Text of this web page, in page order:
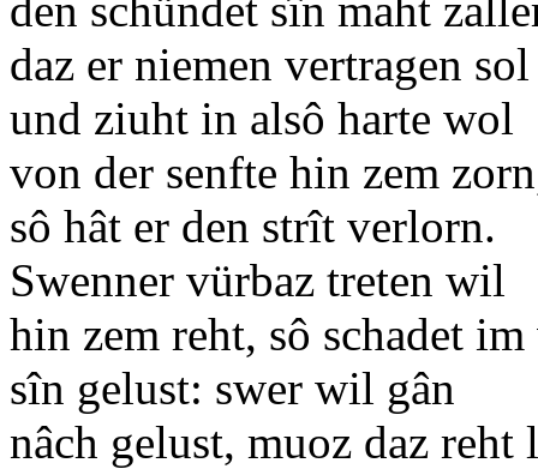
daz er niemen vertragen
und ziuht in alsô harte wol
von der senfte hin zem
sô hât er den strît verlorn.
Swenner vürbaz treten wil
hin zem reht, sô schadet
sîn gelust: swer wil gân
nâch gelust, muoz daz reht